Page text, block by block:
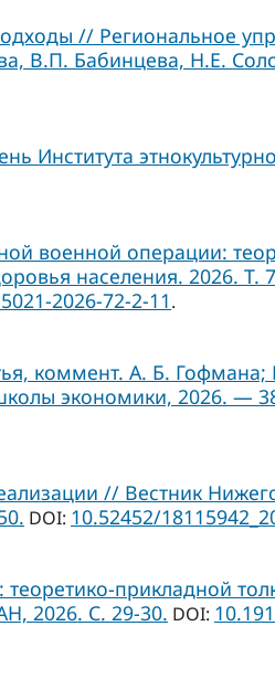
// Региональное
В.П. Бабинцева, Н.Е.
Института
военной операции:
населения. 2026.
2026-72-2-11.
коммент. А. Б.
экономики, 2026. —
// Вестник
DOI: 10.52452/
прикладной
2026. С. 29-30. DOI: